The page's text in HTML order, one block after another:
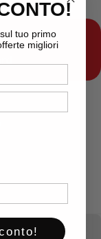
tuo primo
migliori